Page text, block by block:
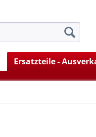
Ersatzteile -